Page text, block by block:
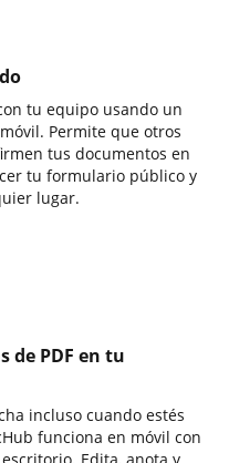
tu equipo usando un
Permite que otros
tus documentos en
tu formulario público y
lugar.
de PDF en tu
incluso cuando estés
funciona en móvil con